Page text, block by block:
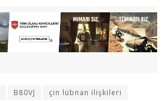
B80VJ çin lübnan ilişkileri